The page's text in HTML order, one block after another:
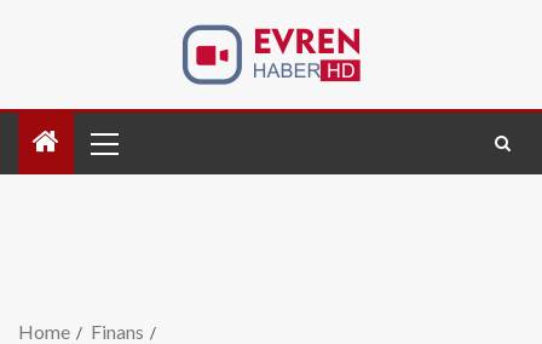
Home
Finans